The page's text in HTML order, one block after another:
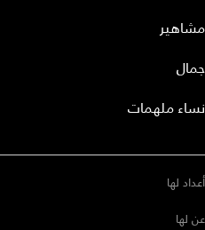
مشاهير
جمال
نساء ملهمات
أعداد لها
عن لها